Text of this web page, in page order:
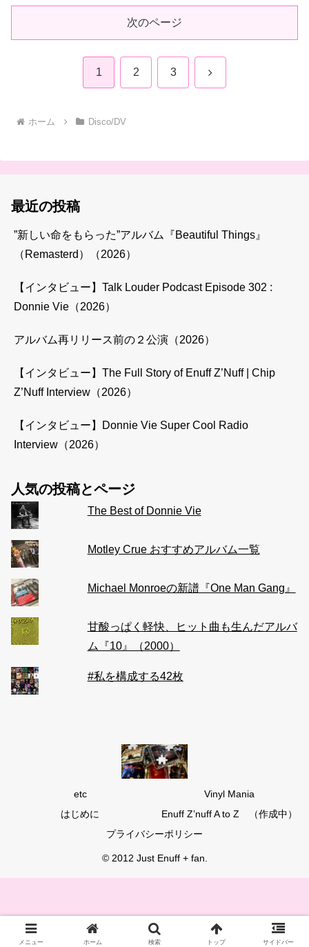
次のページ
1 2 3 次
ホーム Disco/DV
最近の投稿
”新しい命をもらった”アルバム『Beautiful Things』
（Remasterd）（2026）
【インタビュー】Talk Louder Podcast Episode 302 :
Donnie Vie（2026）
アルバム再リリース前の２公演（2026）
【インタビュー】The Full Story of Enuff Z’Nuff | Chip
Z’Nuff Interview（2026）
【インタビュー】Donnie Vie Super Cool Radio
Interview（2026）
人気の投稿とページ
The Best of Donnie Vie
Motley Crue おすすめアルバム一覧
Michael Monroeの新譜『One Man Gang』
甘酸っぱく軽快、ヒット曲も生んだアルバ
ム『10』（2000）
#私を構成する42枚
etc
Vinyl Mania
はじめに
Enuff Z’nuff A to Z （作成中）
プライバシーポリシー
© 2012 Just Enuff + fan.
メニュー ホーム 検索 トップ サイドバー